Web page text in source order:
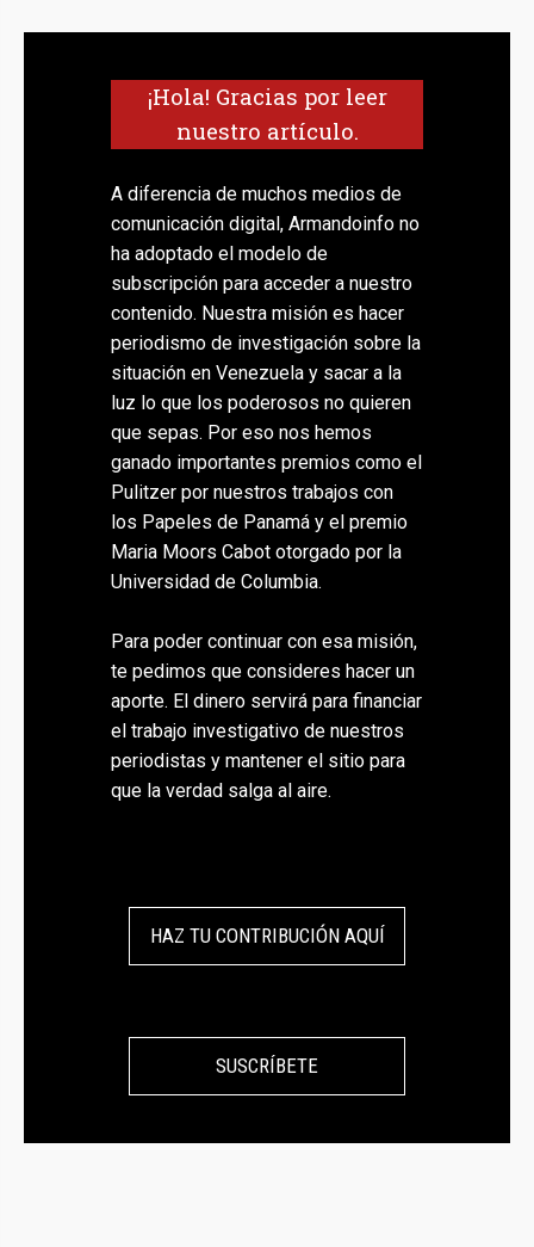
¡Hola! Gracias por leer
nuestro artículo.
A diferencia de muchos medios de
comunicación digital, Armandoinfo no
ha adoptado el modelo de
subscripción para acceder a nuestro
contenido. Nuestra misión es hacer
periodismo de investigación sobre la
situación en Venezuela y sacar a la
luz lo que los poderosos no quieren
que sepas. Por eso nos hemos
ganado importantes premios como el
Pulitzer por nuestros trabajos con
los Papeles de Panamá y el premio
Maria Moors Cabot otorgado por la
Universidad de Columbia.
Para poder continuar con esa misión,
te pedimos que consideres hacer un
aporte. El dinero servirá para financiar
el trabajo investigativo de nuestros
periodistas y mantener el sitio para
que la verdad salga al aire.
HAZ TU CONTRIBUCIÓN AQUÍ
SUSCRÍBETE